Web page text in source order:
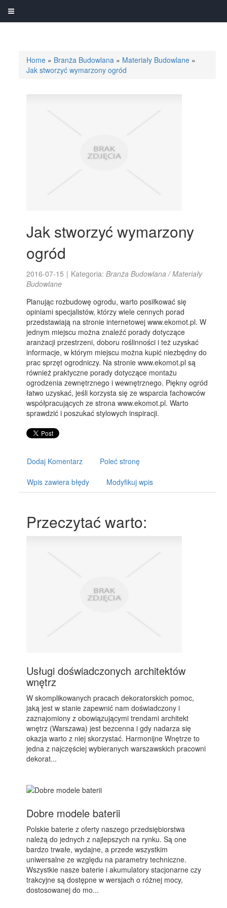
Home » Branża Budowlana » Materiały Budowlane »
Jak stworzyć wymarzony ogród
Jak stworzyć wymarzony
ogród
2016-07-15 | Kategoria:Branża Budowlana / Materiały
Budowlane
Planując rozbudowę ogrodu, warto posiłkować się
opiniami specjalistów, którzy wiele cennych porad
przedstawiają na stronie internetowej www.ekomot.pl. W
jednym miejscu można znaleźć porady dotyczące
aranżacji przestrzeni, doboru roślinności i też uzyskać
informacje, w którym miejscu można kupić niezbędny do
prac sprzęt ogrodniczy. Na stronie www.ekomot.pl są
również praktyczne porady dotyczące montażu
ogrodzenia zewnętrznego i wewnętrznego. Piękny ogród
łatwo uzyskać, jeśli korzysta się ze wsparcia fachowców
współpracujących ze strona www.ekomot.pl. Warto
sprawdzić i poszukać stylowych inspiracji.
Dodaj Komentarz Poleć stronę
Wpis zawiera błędy Modyfikuj wpis
Przeczytać warto:
Usługi doświadczonych architektów
wnętrz
W skomplikowanych pracach dekoratorskich pomoc,
jaką jest w stanie zapewnić nam doświadczony i
zaznajomiony z obowiązującymi trendami architekt
wnętrz (Warszawa) jest bezcenna i gdy nadarza się
okazja warto z niej skorzystać. Harmonijne Wnętrze to
jedna z najczęściej wybieranych warszawskich pracowni
dekorat...
Dobre modele baterii
Polskie baterie z oferty naszego przedsiębiorstwa
należą do jednych z najlepszych na rynku. Są one
bardzo trwałe, wydajne, a przede wszystkim
uniwersalne ze względu na parametry techniczne.
Wszystkie nasze baterie i akumulatory stacjonarne czy
trakcyjne są dostępne w wersjach o różnej mocy,
dostosowanej do mo...